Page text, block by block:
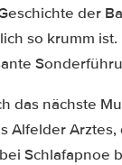
der
so krumm
das nächste
Alfelder
Schlafapnoe